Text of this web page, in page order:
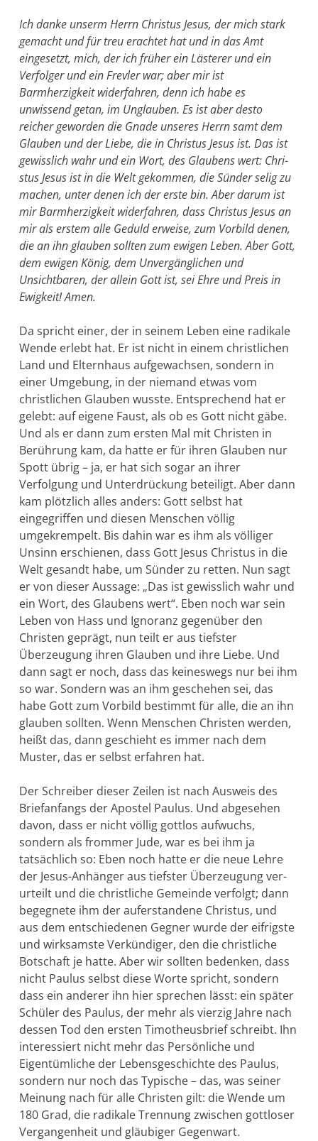
Ich danke unserm Herrn Christus Jesus, der mich stark
gemacht und für treu erachtet hat und in das Amt
eingesetzt, mich, der ich früher ein Lästerer und ein
Verfolger und ein Frevler war; aber mir ist
Barmherzigkeit widerfahren, denn ich habe es
unwissend getan, im Unglauben. Es ist aber desto
reicher geworden die Gnade unseres Herrn samt dem
Glauben und der Liebe, die in Christus Jesus ist. Das ist
gewisslich wahr und ein Wort, des Glaubens wert: Chri­
stus Jesus ist in die Welt gekommen, die Sünder selig zu
machen, unter denen ich der erste bin. Aber darum ist
mir Barmherzigkeit wider­fahren, dass Christus Jesus an
mir als erstem alle Geduld er­weise, zum Vorbild denen,
die an ihn glauben sollten zum ewigen Leben. Aber Gott,
dem ewigen König, dem Unvergänglichen und
Unsichtba­ren, der allein Gott ist, sei Ehre und Preis in
Ewigkeit! Amen.
Da spricht einer, der in seinem Leben eine radikale
Wende erlebt hat. Er ist nicht in einem christlichen
Land und Elternhaus aufgewachsen, sondern in
einer Umgebung, in der niemand etwas vom
christlichen Glauben wusste. Entsprechend hat er
gelebt: auf eigene Faust, als ob es Gott nicht gäbe.
Und als er dann zum ersten Mal mit Chris­ten in
Berührung kam, da hatte er für ihren Glauben nur
Spott übrig – ja, er hat sich sogar an ihrer
Verfolgung und Unterdrückung beteiligt. Aber dann
kam plötzlich alles anders: Gott selbst hat
eingegriffen und die­sen Menschen völlig
umgekrempelt. Bis dahin war es ihm als völli­ger
Unsinn erschienen, dass Gott Jesus Christus in die
Welt ge­sandt habe, um Sünder zu retten. Nun sagt
er von dieser Aussage: „Das ist ge­wisslich wahr und
ein Wort, des Glaubens wert“. Eben noch war sein
Leben von Hass und Ignoranz gegenüber den
Christen geprägt, nun teilt er aus tiefster
Überzeugung ihren Glauben und ihre Liebe. Und
dann sagt er noch, dass das keineswegs nur bei ihm
so war. Sondern was an ihm geschehen sei, das
habe Gott zum Vor­bild be­stimmt für alle, die an ihn
glauben sollten. Wenn Men­schen Christen werden,
heißt das, dann geschieht es immer nach dem
Muster, das er selbst erfahren hat.
Der Schreiber dieser Zeilen ist nach Ausweis des
Briefanfangs der Apostel Paulus. Und abgesehen
davon, dass er nicht völlig gottlos aufwuchs,
sondern als frommer Jude, war es bei ihm ja
tatsächlich so: Eben noch hatte er die neue Lehre
der Jesus-Anhänger aus tiefster Überzeugung ver­
urteilt und die christliche Gemeinde verfolgt; dann
begegnete ihm der auferstandene Christus, und
aus dem entschiede­nen Gegner wurde der eifrigste
und wirksamste Verkündiger, den die christli­che
Bot­schaft je hatte. Aber wir sollten bedenken, dass
nicht Paulus selbst diese Worte spricht, sondern
dass ein anderer ihn hier sprechen lässt: ein später
Schüler des Paulus, der mehr als vierzig Jahre nach
dessen Tod den ersten Timotheusbrief schreibt. Ihn
inte­ressiert nicht mehr das Persönliche und
Eigentümliche der Lebensge­schichte des Paulus,
son­dern nur noch das Typische – das, was seiner
Meinung nach für alle Christen gilt: die Wende um
180 Grad, die radikale Trennung zwi­schen gottloser
Vergangenheit und gläubiger Gegen­wart.